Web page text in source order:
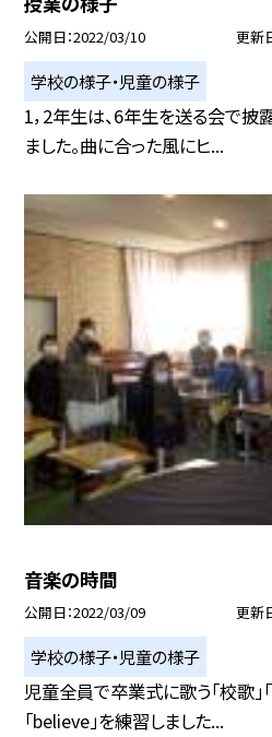
公開日 2022/03/10 更新
学校の様子・児童の様子
1，2年生は、6年生を送る会で披
ました。曲に合った風にヒ...
音楽の時間
公開日 2022/03/09 更新
学校の様子・児童の様子
児童全員で卒業式に歌う「校歌」
「believe」を練習しました...